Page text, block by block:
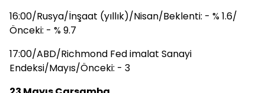
16:00/Rusya/İnşaat (yıllık)/Nisan/Beklenti: - % 1.6/
Önceki: - % 9.7
17:00/ABD/Richmond Fed imalat Sanayi
Endeksi/Mayıs/Önceki: - 3